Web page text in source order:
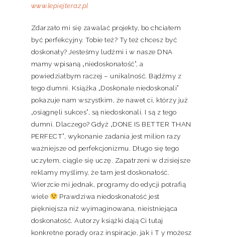
www.lepiejteraz.pl
Zdarzało mi się zawalać projekty, bo chciałem
być perfekcyjny. Tobie też? Ty też chcesz być
doskonały? Jesteśmy ludźmi i w nasze DNA
mamy wpisaną „niedoskonałość”, a
powiedziałbym raczej – unikalność. Bądźmy z
tego dumni. Książka „Doskonale niedoskonali”
pokazuje nam wszystkim, że nawet ci, którzy już
„osiągnęli sukces”, są niedoskonali. I są z tego
dumni. Dlaczego? Gdyż „DONE IS BETTER THAN
PERFECT”, wykonanie zadania jest milion razy
ważniejsze od perfekcjonizmu. Długo się tego
uczyłem, ciągle się uczę. Zapatrzeni w dzisiejsze
reklamy myślimy, że tam jest doskonałość.
Wierzcie mi jednak, programy do edycji potrafią
wiele
Prawdziwa niedoskonałość jest
piękniejsza niż wyimaginowana, nieistniejąca
doskonałość. Autorzy książki dają Ci tutaj
konkretne porady oraz inspiracje, jak i T y możesz